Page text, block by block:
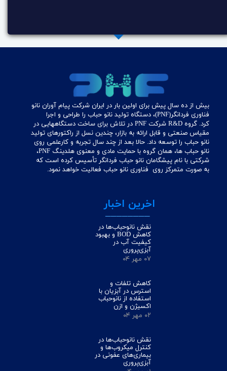
بیش از ده سال پیش برای اولین بار در ایران شرکت پیام آوران نانو
فناوری فردانگر(PNF)، دستگاه تولید نانو حباب را طراحی و اجرا
کرد. گروه R&D شرکت PNF در تلاش برای ساخت دستگاههایی در
مقیاس صنعتی و قابل ارائه به بازار، چندین نسل از راکتورهای تولید
نانو حباب را توسعه داد. حالا بعد از چند سال تجربه و کارعلمی روی
نانو حباب ها، همان گروه با حمایت مادی و معنوی هلدینگ PNF،
شرکتی با نام پیشگامان نانو حباب فردانگر تأسیس کرده است که
به صورت متمرکز روی فناوری نانو حباب فعالیت خواهد نمود. ​​​​​​​​​​​​​​​​​​​​​
نقش نانوحباب‌ها در
کاهش BOD و بهبود
کیفیت آب در
آبزی‌پروری
۰۷ مهر ۰۴
کاهش تلفات و
استرس در آبزیان با
استفاده از نانوحباب
اکسیژن و ازن
۰۲ مهر ۰۴
نقش نانوحباب‌ها در
کنترل میکروب‌ها و
بیماری‌های عفونی در
آبزی‌پروری
اخرین اخبار
________